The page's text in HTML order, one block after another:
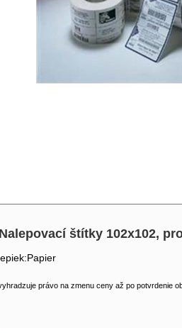
štítky 102x102,
právo na zmenu ceny až po potvrdenie